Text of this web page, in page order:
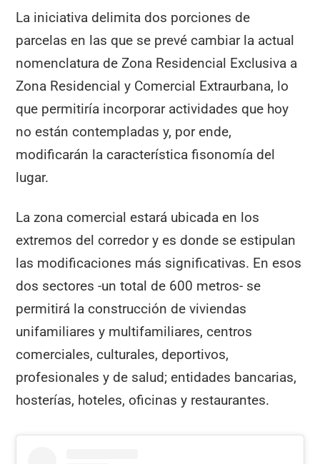
La iniciativa delimita dos porciones de
parcelas en las que se prevé cambiar la actual
nomenclatura de Zona Residencial Exclusiva a
Zona Residencial y Comercial Extraurbana, lo
que permitiría incorporar actividades que hoy
no están contempladas y, por ende,
modificarán la característica fisonomía del
lugar.
La zona comercial estará ubicada en los
extremos del corredor y es donde se estipulan
las modificaciones más significativas. En esos
dos sectores -un total de 600 metros- se
permitirá la construcción de viviendas
unifamiliares y multifamiliares, centros
comerciales, culturales, deportivos,
profesionales y de salud; entidades bancarias,
hosterías, hoteles, oficinas y restaurantes.